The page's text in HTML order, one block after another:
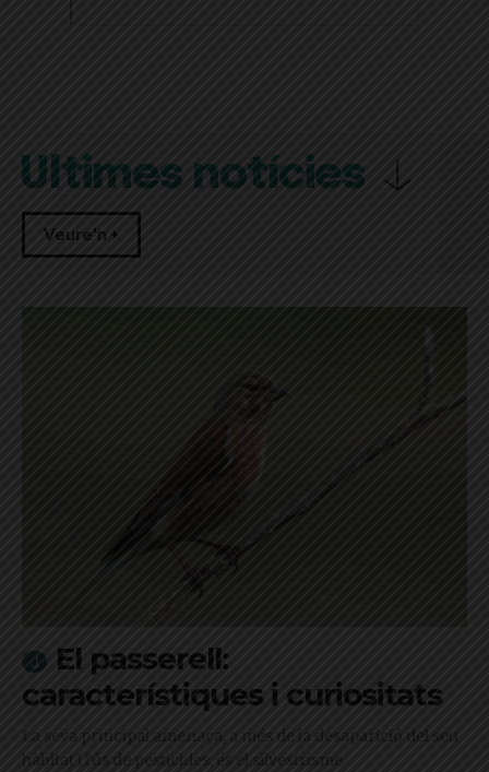
Últimes notícies
Veure'n +
El passerell:
característiques i curiositats
La seva principal amenaça, a més de la desaparició del seu
hàbitat i l'ús de pesticides, és el silvestrisme